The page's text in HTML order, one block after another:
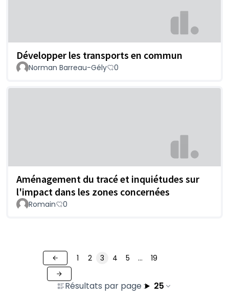
Développer les transports en commun
Norman Barreau-Gély 0
Aménagement du tracé et inquiétudes sur
l'impact dans les zones concernées
Romain 0
Résultats par page : 25
1 2 3 4 5 … 19